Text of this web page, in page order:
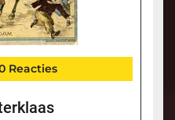
Reacties